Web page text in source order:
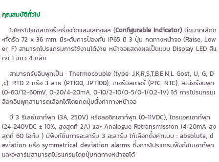
คุณสมบัติทั่วไป
ไมโครโปรเซสเซอร์เครื่องวัดและแสดงผล (Configurable Indicator)มีขนาดเล็กก
ะทัดรัด 72 x 36 mm. มีระดับการป้องกัน IP65 มี 3 ปุ่ม กดทางหน้าจอ (Raise, Low
er, F) สามารถโปรแกรมการใช้งานได้ง่าย หน้าจอแสดงผลเป็นแบบ Display LED สีแ
ดง 1 แถว 4 หลัก
สามารถรับอินพุทเป็น : Thermocouple (type: J,K,R,S,T,B,E,N,L Gost, U, G, D
,c), RTD 2 หรือ 3 สาย (PT100, JPT100), เทอร์มิสเตอร์ (PTC, NTC), ลิเนียร์อินพุท
(0-60/12-60mV, 0-20/4-20mA, 0-10/2-10/0-5/0-1/0.2-1V) ได้ การโปรแกรมเ
ลือกอินพุทสามารถเลือกได้โดยกดปุ่มตั่งค่าทางหน้าจอ
มี 3 รีเลย์เอาท์พุท (3A, 250V) หรือลอจิกเอาท์พุท (0-11VDC), ไตรแอคเอาท์พุท
(24-240VDC ± 10%, สูงสุดที่ 2A) และ Analogue Retransmission (4-20mA สูง
สุดที่ 60 โอห์ม ) มีฟังก์ชั่นการอะลาร์ม 3 อะลาร์ม ให้เลือกตั้งค่าแบบ : absolute, d
eviation หรือ symmetrical deviation alarms ซึ่งการโปรแกรมฟังก์ชั่นเอาท์พุท
และอะลาร์มสามารถโปรแกรมโดยปุ่มกดทางหน้าจอได้